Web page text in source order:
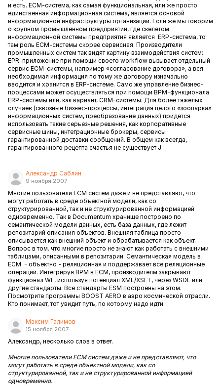
и есть. ECM-система, как самая функциональная, или же просто
единственная информационная система, является основой
информационной инфраструктуры организации. Если же мы говорим
о крупном промышленном предприятии, где скелетом
информационной системы предприятия является ERP-система, то
там роль ECM-системы скорее сервисная. Производители
промышленных систем так видят картину взаимодействия систем:
EPR-приложение при помощи своего workflow вызывает отдельный
сервис ECM-системы, например «согласование договора», а вся
необходимая информация по тому же договору изначально
вводится и хранится в ERP-системе. Само же управление бизнес-
процессами может осуществляться при помощи BPM-функционала
ERP-системы или, как вариант, CRM-системы. Для более тяжелых
случаев (сквозные бизнес-процессы, интеграция целого «зоопарка»
информационных систем, преобразование данных) придется
использовать такие серьезные решения, как корпоративные
сервисные шины, интеграционные брокеры, сервисы
гарантированной доставки сообщений. В общем как всегда,
гарантированного рецепта счастья не существует J
Александр Саблин
9 ноября 2007
Многие пользователи ECM систем даже и не представляют, что
могут работать в среде объектной модели, как со
структурированной, так и не структурированной информацией
одновременно. Так в Documentum хранище построено по
семантической модели данных, есть база данных, где лежит
репозитарий описания объектов. Внешняя таблица просто
описывается как внешний объект и обрабатывается как объект.
Вопрос в том. что многие просто не знают как работать с внешними
таблицами, описанными в репозитарии. Семантическая модель в
ECM - объектно - реляционная и поддержавает все реляционные
операции. Интегрируя BPM в ECM, производителм закрывают
функционал WF, используя потенциал XML/XSLT, через WSDL или
другие стандарты. Все стандарты ESM построены на этом.
Посмотрите программы BOOST AERO в аэро космической отрасли.
Кто понимает, тот увидит путь, по которму надо идти.
Максим Галимов
15 ноября 2007
Александр, несколько слов в ответ.
Многие пользователи ECM систем даже и не представляют, что
могут работать в среде объектной модели, как со
структурированной, так и не структурированной информацией
одновременно.